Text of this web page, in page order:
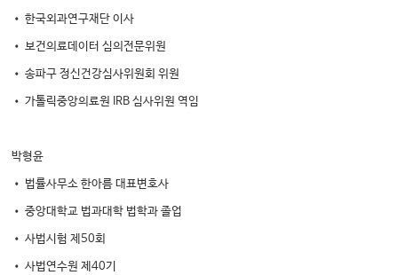
• 한국외과연구재단 이사
• 보건의료데이터 심의전문위원
• 송파구 정신건강심사위원회 위원
• 가톨릭중앙의료원 IRB 심사위원 역임
박형윤
• 법률사무소 한아름 대표변호사
• 중앙대학교 법과대학 법학과 졸업
• 사법시험 제50회
• 사법연수원 제40기